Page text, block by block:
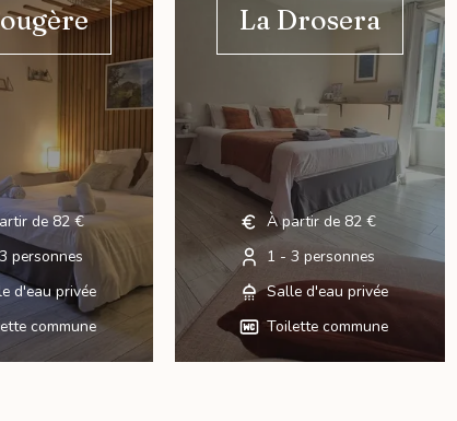
de 82 €
personnes
d'eau privée
commune
La Drosera
À partir de 82 €
1 - 3 personnes
Salle d'eau privée
Toilette commune